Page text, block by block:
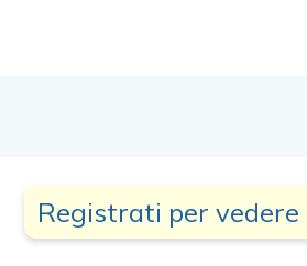
Registrati per vedere